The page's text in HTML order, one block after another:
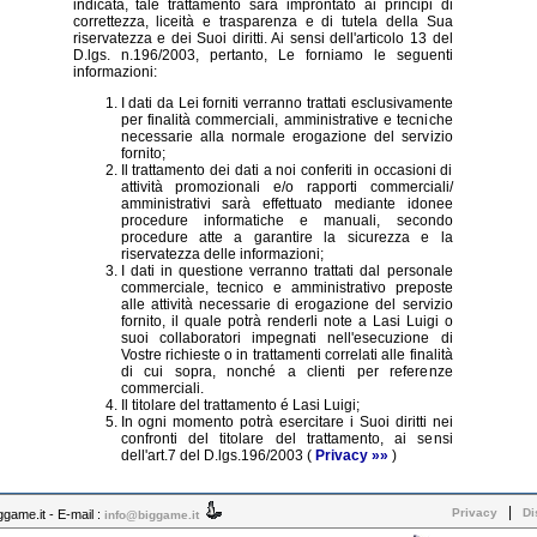
indicata, tale trattamento sarà improntato ai principi di
correttezza, liceità e trasparenza e di tutela della Sua
riservatezza e dei Suoi diritti. Ai sensi dell'articolo 13 del
D.lgs. n.196/2003, pertanto, Le forniamo le seguenti
informazioni:
I dati da Lei forniti verranno trattati esclusivamente
per finalità commerciali, amministrative e tecniche
necessarie alla normale erogazione del servizio
fornito;
Il trattamento dei dati a noi conferiti in occasioni di
attività promozionali e/o rapporti commerciali/
amministrativi sarà effettuato mediante idonee
procedure informatiche e manuali, secondo
procedure atte a garantire la sicurezza e la
riservatezza delle informazioni;
I dati in questione verranno trattati dal personale
commerciale, tecnico e amministrativo preposte
alle attività necessarie di erogazione del servizio
fornito, il quale potrà renderli note a Lasi Luigi o
suoi collaboratori impegnati nell'esecuzione di
Vostre richieste o in trattamenti correlati alle finalità
di cui sopra, nonché a clienti per referenze
commerciali.
Il titolare del trattamento é Lasi Luigi;
In ogni momento potrà esercitare i Suoi diritti nei
confronti del titolare del trattamento, ai sensi
dell'art.7 del D.lgs.196/2003 ( Privacy »» )
- E-mail : info@biggame.it Privacy